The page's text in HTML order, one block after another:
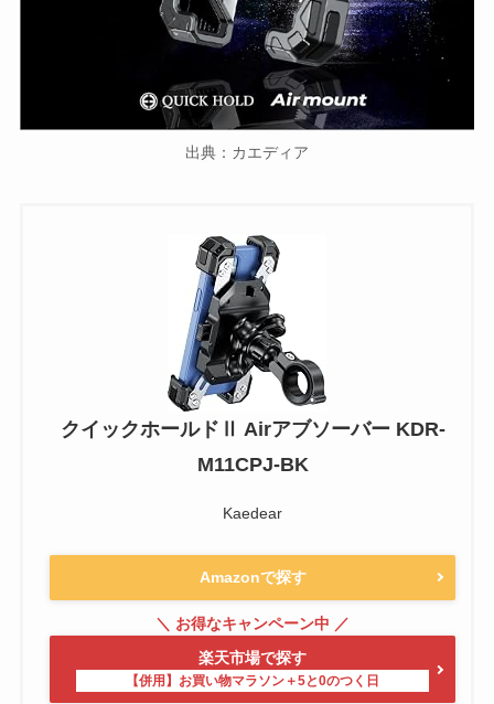
出典：カエディア
クイックホールドⅡ Airアブソーバー KDR-
M11CPJ-BK
Kaedear
Amazonで探す
楽天市場で探す